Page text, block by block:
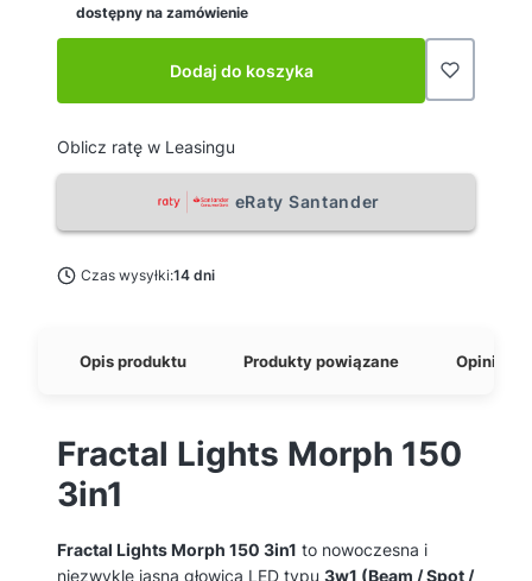
dostępny na zamówienie
Dodaj do koszyka
Oblicz ratę w Leasingu
eRaty Santander
Czas wysyłki:14 dni
Opis produktu Produkty powiązane Opinie o
Fractal Lights Morph 150
3in1
Fractal Lights Morph 150 3in1 to nowoczesna i
niezwykle jasna głowica LED typu 3w1 (Beam / Spot /